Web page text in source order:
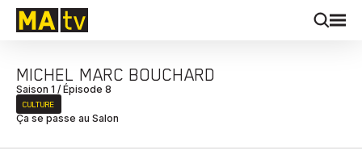
MICHEL MARC BOUCHARD
Saison 1 / Épisode 8
CULTURE
Ça se passe au Salon